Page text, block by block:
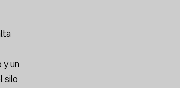
y un
silo